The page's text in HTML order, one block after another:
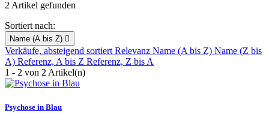
2 Artikel gefunden
Sortiert nach:
Name (A bis Z) 
Verkäufe, absteigend sortiertRelevanz Name (A bis Z) Name (Z bis
A) Referenz, A bis Z Referenz, Z bis A
1 - 2 von 2 Artikel(n)
Psychose in Blau